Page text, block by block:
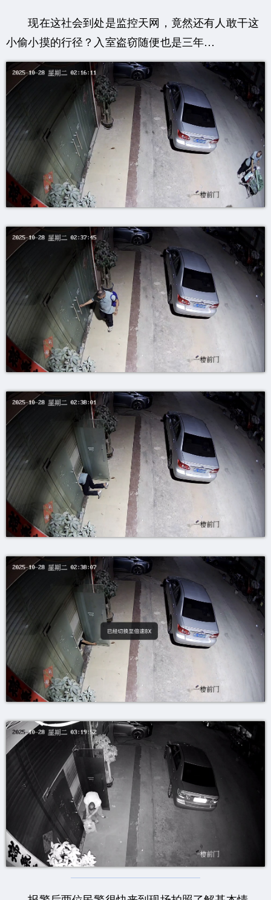
现在这社会到处是监控天网，竟然还有人敢干这
小偷小摸的行径？入室盗窃随便也是三年…